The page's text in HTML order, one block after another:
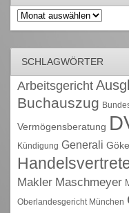
Archiv
SCHLAGWÖRTER
Arbeitsgericht
Buchauszug
Vermögensberatung
Kündigung Generali
Makler Maschmeyer
Oberlandesgericht München